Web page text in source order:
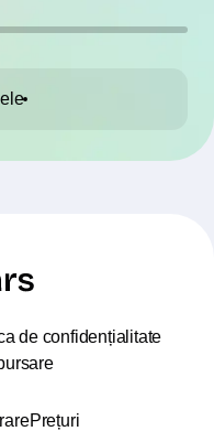
de confidențialitate
Prețuri